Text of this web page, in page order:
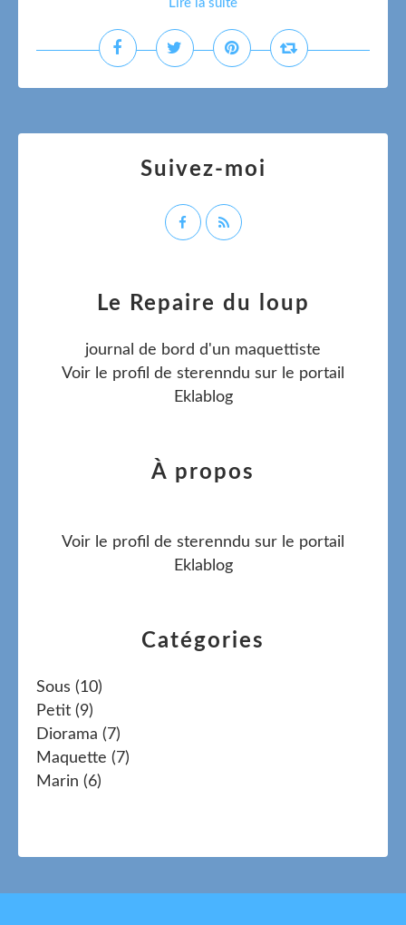
Lire la suite
Catégories
Sous (10)
Petit (9)
Diorama (7)
Maquette (7)
Marin (6)
Le Repaire du loup
journal de bord d'un maquettiste
Voir le profil de sterenndu sur le portail
Eklablog
Suivez-moi
À propos
Voir le profil de sterenndu sur le portail
Eklablog